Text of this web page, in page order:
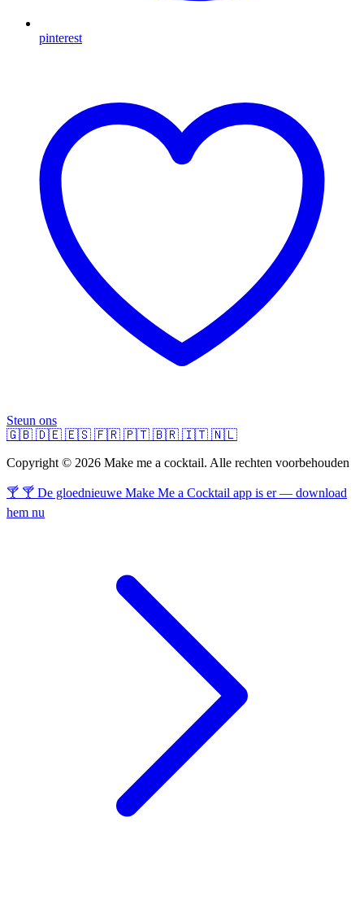
pinterest
Steun ons
🇬🇧 🇩🇪 🇪🇸 🇫🇷 🇵🇹 🇧🇷 🇮🇹 🇳🇱
Copyright © 2026 Make me a cocktail. Alle rechten voorbehouden
🍸 🍸 De gloednieuwe Make Me a Cocktail app is er — download
hem nu